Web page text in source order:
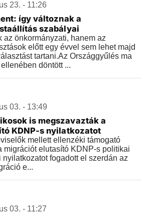
23. - 11:26
így változnak a
szabályai
az önkormányzati, hanem az
előtt egy évvel sem lehet majd
tartani.Az Országgyűlés ma
döntött ...
03. - 13:49
is megszavazták a
KDNP-s nyilatkozatot
mellett ellenzéki támogató
migrációt elutasító KDNP-s politikai
fogadott el szerdán az
e...
03. - 11:27